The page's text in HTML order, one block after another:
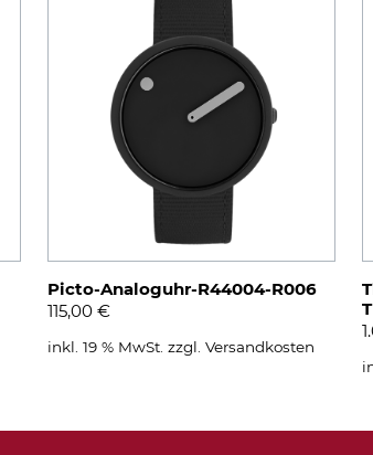
Picto-Analoguhr-R44004-R006
115,00 €
inkl. 19 % MwSt. zzgl. Versandkosten